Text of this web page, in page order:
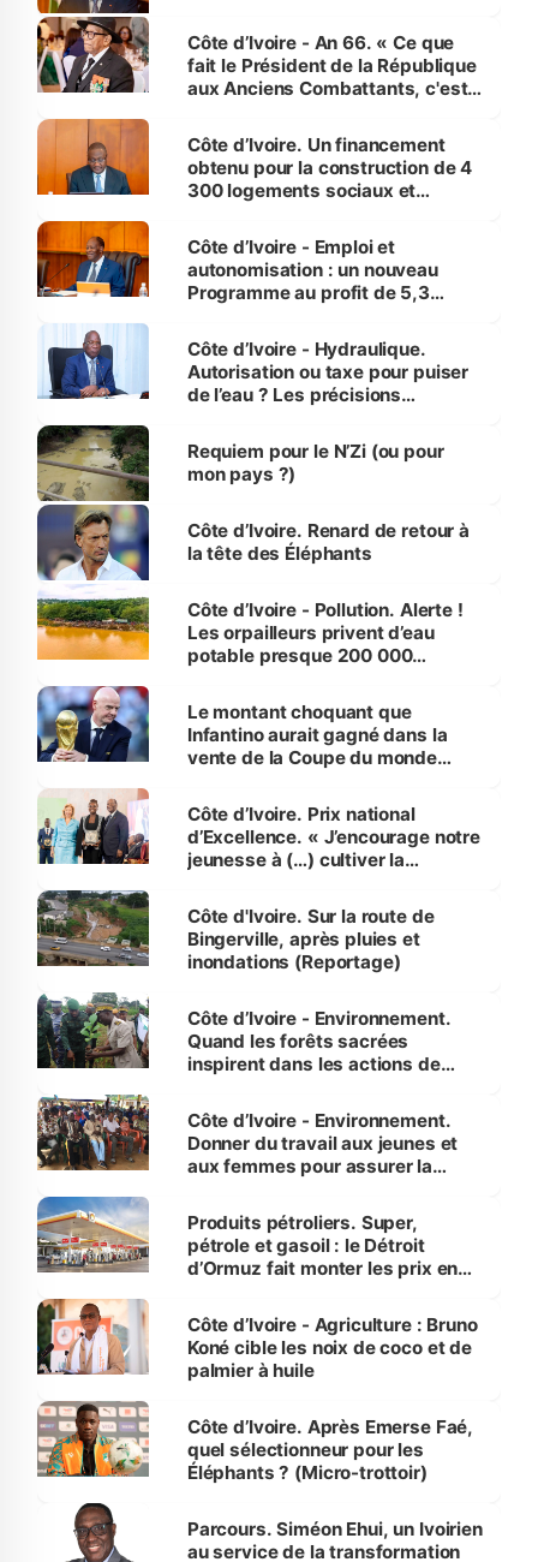
Côte d’Ivoire - An 66. « Ce que
fait le Président de la République
aux Anciens Combattants, c'est
Côte d’Ivoire. Un financement
obtenu pour la construction de 4
300 logements sociaux et
et Yamoussoukro
Côte d’Ivoire - Emploi et
autonomisation : un nouveau
Programme au profit de 5,3
Côte d’Ivoire - Hydraulique.
Autorisation ou taxe pour puiser
de l’eau ? Les précisions
Requiem pour le N’Zi (ou pour
mon pays ?)
Côte d’Ivoire. Renard de retour à
la tête des Éléphants
Côte d’Ivoire - Pollution. Alerte !
Les orpailleurs privent d’eau
potable presque 200 000
Le montant choquant que
Infantino aurait gagné dans la
vente de la Coupe du monde
Côte d’Ivoire. Prix national
d’Excellence. « J’encourage notre
jeunesse à (…) cultiver la
(Alassane Ouattara
Côte d'Ivoire. Sur la route de
Bingerville, après pluies et
inondations (Reportage)
Côte d’Ivoire - Environnement.
Quand les forêts sacrées
inspirent dans les actions de
Côte d’Ivoire - Environnement.
Donner du travail aux jeunes et
aux femmes pour assurer la
menacées
Produits pétroliers. Super,
pétrole et gasoil : le Détroit
d’Ormuz fait monter les prix en
Côte d’Ivoire - Agriculture : Bruno
Koné cible les noix de coco et de
palmier à huile
Côte d’Ivoire. Après Emerse Faé,
quel sélectionneur pour les
Éléphants ? (Micro-trottoir)
Parcours. Siméon Ehui, un Ivoirien
au service de la transformation